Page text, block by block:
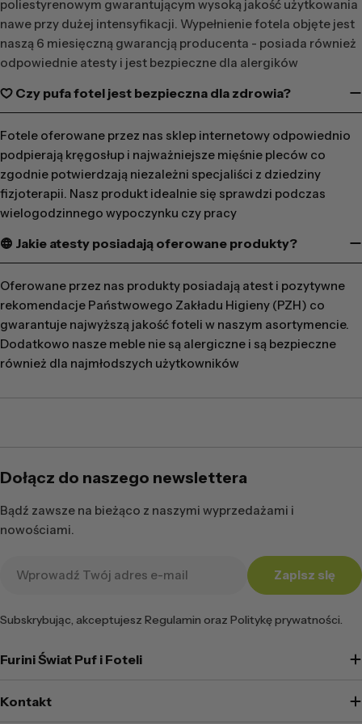
poliestyrenowym gwarantującym wysoką jakość użytkowania
nawe przy dużej intensyfikacji. Wypełnienie fotela objęte jest
naszą 6 miesięczną gwarancją producenta - posiada również
odpowiednie atesty i jest bezpieczne dla alergików
Czy pufa fotel jest bezpieczna dla zdrowia?
Fotele oferowane przez nas sklep internetowy odpowiednio
podpierają kręgosłup i najważniejsze mięśnie pleców co
zgodnie potwierdzają niezależni specjaliści z dziedziny
fizjoterapii. Nasz produkt idealnie się sprawdzi podczas
wielogodzinnego wypoczynku czy pracy
Jakie atesty posiadają oferowane produkty?
Oferowane przez nas produkty posiadają atest i pozytywne
rekomendacje Państwowego Zakładu Higieny (PZH) co
gwarantuje najwyższą jakość foteli w naszym asortymencie.
Dodatkowo nasze meble nie są alergiczne i są bezpieczne
również dla najmłodszych użytkowników
Dołącz do naszego newslettera
Bądź zawsze na bieżąco z naszymi wyprzedażami i
nowościami.
Zapisz się
Subskrybując, akceptujesz Regulamin oraz Politykę prywatności.
Furini Świat Puf i Foteli
Kontakt